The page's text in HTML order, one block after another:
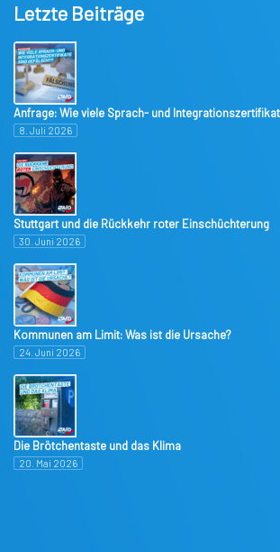
Letzte Beiträge
Anfrage: Wie viele Sprach- und
8. Juli 2026
Stuttgart und die Rückkehr roter Einschüchterung
30. Juni 2026
Kommunen am Limit: Was ist die Ursache?
24. Juni 2026
Die Brötchentaste und das Klima
20. Mai 2026